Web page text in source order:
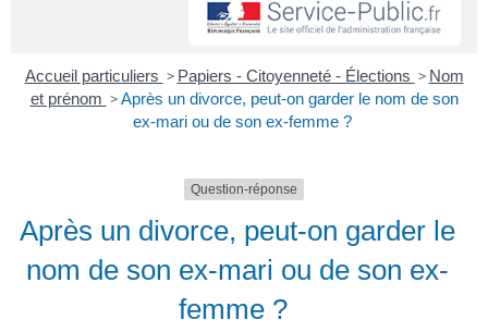
Accueil particuliers > Papiers - Citoyenneté - Élections > Nom
et prénom > Après un divorce, peut-on garder le nom de son
ex-mari ou de son ex-femme ?
Question-réponse
Après un divorce, peut-on garder le
nom de son ex-mari ou de son ex-
femme ?